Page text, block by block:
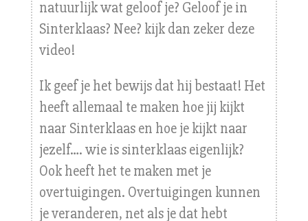
natuurlijk wat geloof je? Geloof je in
Sinterklaas? Nee? kijk dan zeker deze
video!
Ik geef je het bewijs dat hij bestaat! Het
heeft allemaal te maken hoe jij kijkt
naar Sinterklaas en hoe je kijkt naar
jezelf…. wie is sinterklaas eigenlijk?
Ook heeft het te maken met je
overtuigingen. Overtuigingen kunnen
je veranderen, net als je dat hebt